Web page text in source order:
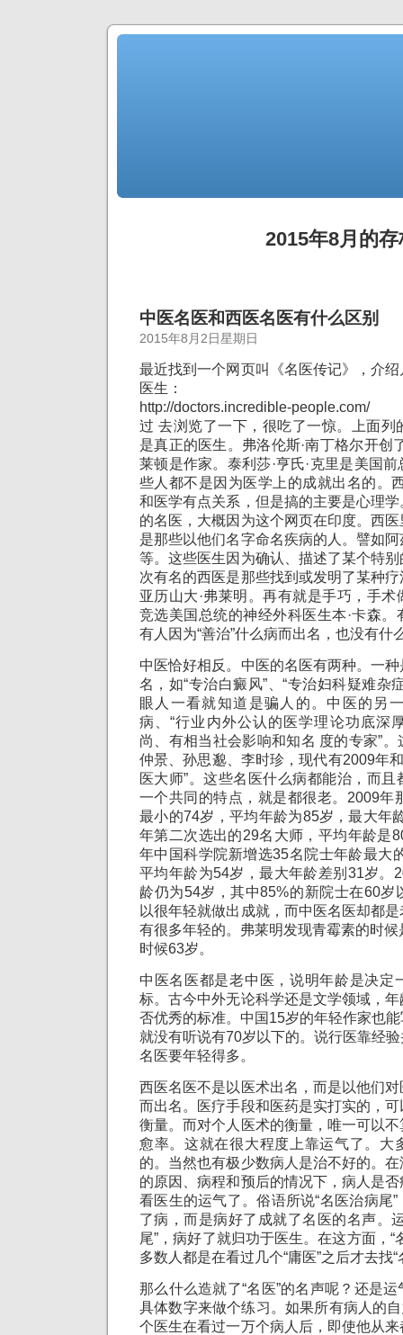
2015年8月的存
中医名医和西医名医有什么区别
2015年8月2日星期日
最近找到一个网页叫《名医传记》，介
医生：
http://doctors.incredible-people.com/
过 去浏览了一下，很吃了一惊。上面列
是真正的医生。弗洛伦斯·南丁格尔开创
莱顿是作家。泰利莎·亨氏·克里是美国
些人都不是因为医学上的成就出名的。
和医学有点关系，但是搞的主要是心理
的名医，大概因为这个网页在印度。西
是那些以他们名字命名疾病的人。譬如
等。这些医生因为确认、描述了某个特
次有名的西医是那些找到或发明了某种
亚历山大·弗莱明。再有就是手巧，手
竞选美国总统的神经外科医生本·卡森
有人因为“善治”什么病而出名，也没有什
中医恰好相反。中医的名医有两种。一
名，如“专治白癜风”、“专治妇科疑难杂
眼人一看就知道是骗人的。中医的另
病、“行业内外公认的医学理论功底深
尚、有相当社会影响和知名 度的专家”
仲景、孙思邈、李时珍，现代有2009年
医大师”。这些名医什么病都能治，而
一个共同的特点，就是都很老。2009年
最小的74岁，平均年龄为85岁，最大年
年第二次选出的29名大师，平均年龄是
年中国科学院新增选35名院士年龄最大
平均年龄为54岁，最大年龄差别31岁。
龄仍为54岁，其中85%的新院士在60岁
以很年轻就做出成就，而中医名医却都
有很多年轻的。弗莱明发现青霉素的时
时候63岁。
中医名医都是老中医，说明年龄是决定
标。古今中外无论科学还是文学领域，
否优秀的标准。中国15岁的年轻作家也
就没有听说有70岁以下的。说行医靠经
名医要年轻得多。
西医名医不是以医术出名，而是以他们
而出名。医疗手段和医药是实打实的，
衡量。而对个人医术的衡量，唯一可以
愈率。这就在很大程度上靠运气了。大
的。当然也有极少数病人是治不好的。
的原因、病程和预后的情况下，病人是
看医生的运气了。俗语所说“名医治病尾
了病，而是病好了成就了名医的名声。
尾”，病好了就归功于医生。在这方面，“
多数人都是在看过几个“庸医”之后才去找“
那么什么造就了“名医”的名声呢？还是
具体数字来做个练习。如果所有病人的
个医生在看过一万个病人后，即使他从